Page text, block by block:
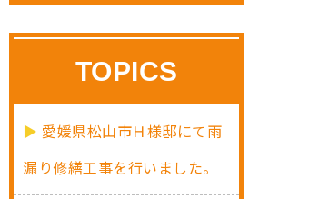
TOPICS
愛媛県松山市Ｈ様邸にて雨
漏り修繕工事を行いました。